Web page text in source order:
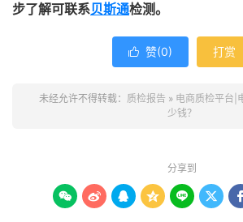
步了解可联系贝斯通检测。
 赞(0) 打赏
未经允许不得转载： 质检报告 » 电商质检平台|
少钱？
分享到
      